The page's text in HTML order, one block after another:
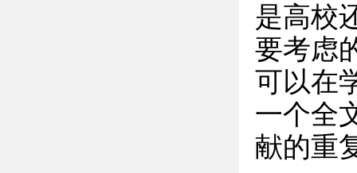
是高校
要考虑
可以在
一个全
献的重